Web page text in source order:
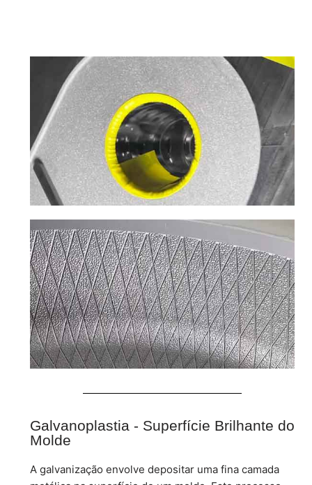
Galvanoplastia - Superfície Brilhante do
Molde
A galvanização envolve depositar uma fina camada